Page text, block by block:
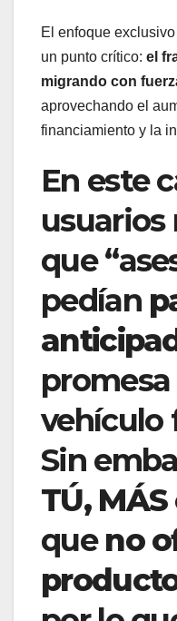
El enfoque
un punto crítico: el
migrando con
aprovechando el
financiamiento y la
En este
que
pedían
vehículo
Sin
TÚ, MÁS
queno